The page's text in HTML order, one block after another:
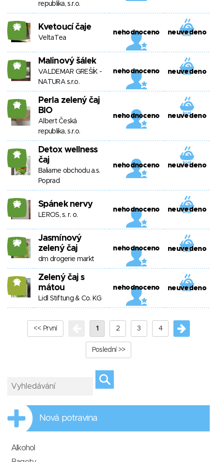
republika, s.r.o.
25 Kvetoucí čaje
VeltaTea
nehodnoceno neuvedeno
26 Malinový šálek
VALDEMAR GREŠÍK -
NATURA s.r.o.
nehodnoceno neuvedeno
21
Perla zelený čaj
BIO
Albert Česká
republika, s.r.o.
nehodnoceno neuvedeno
17
Detox wellness
čaj
Baliarne obchodu a.s.
Poprad
nehodnoceno neuvedeno
26 Spánek nervy
LEROS, s. r. o.
nehodnoceno neuvedeno
20
Jasmínový
zelený čaj
dm drogerie markt
nehodnoceno neuvedeno
12
Zelený čaj s
mátou
Lidl Stiftung & Co. KG
nehodnoceno neuvedeno
<< První 1 2 3 4
Poslední >>
Nová potravina
Alkohol